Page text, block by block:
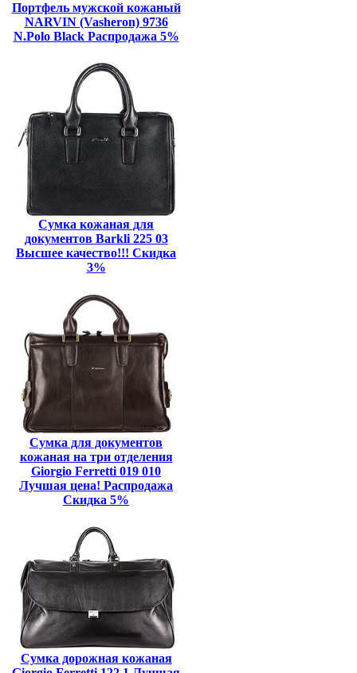
Портфель мужской кожаный
NARVIN (Vasheron) 9736
N.Polo Black Распродажа 5%
Сумка кожаная для
документов Barkli 225 03
Высшее качество!!! Скидка
3%
Сумка для документов
кожаная на три отделения
Giorgio Ferretti 019 010
Лучшая цена! Распродажа
Скидка 5%
Сумка дорожная кожаная